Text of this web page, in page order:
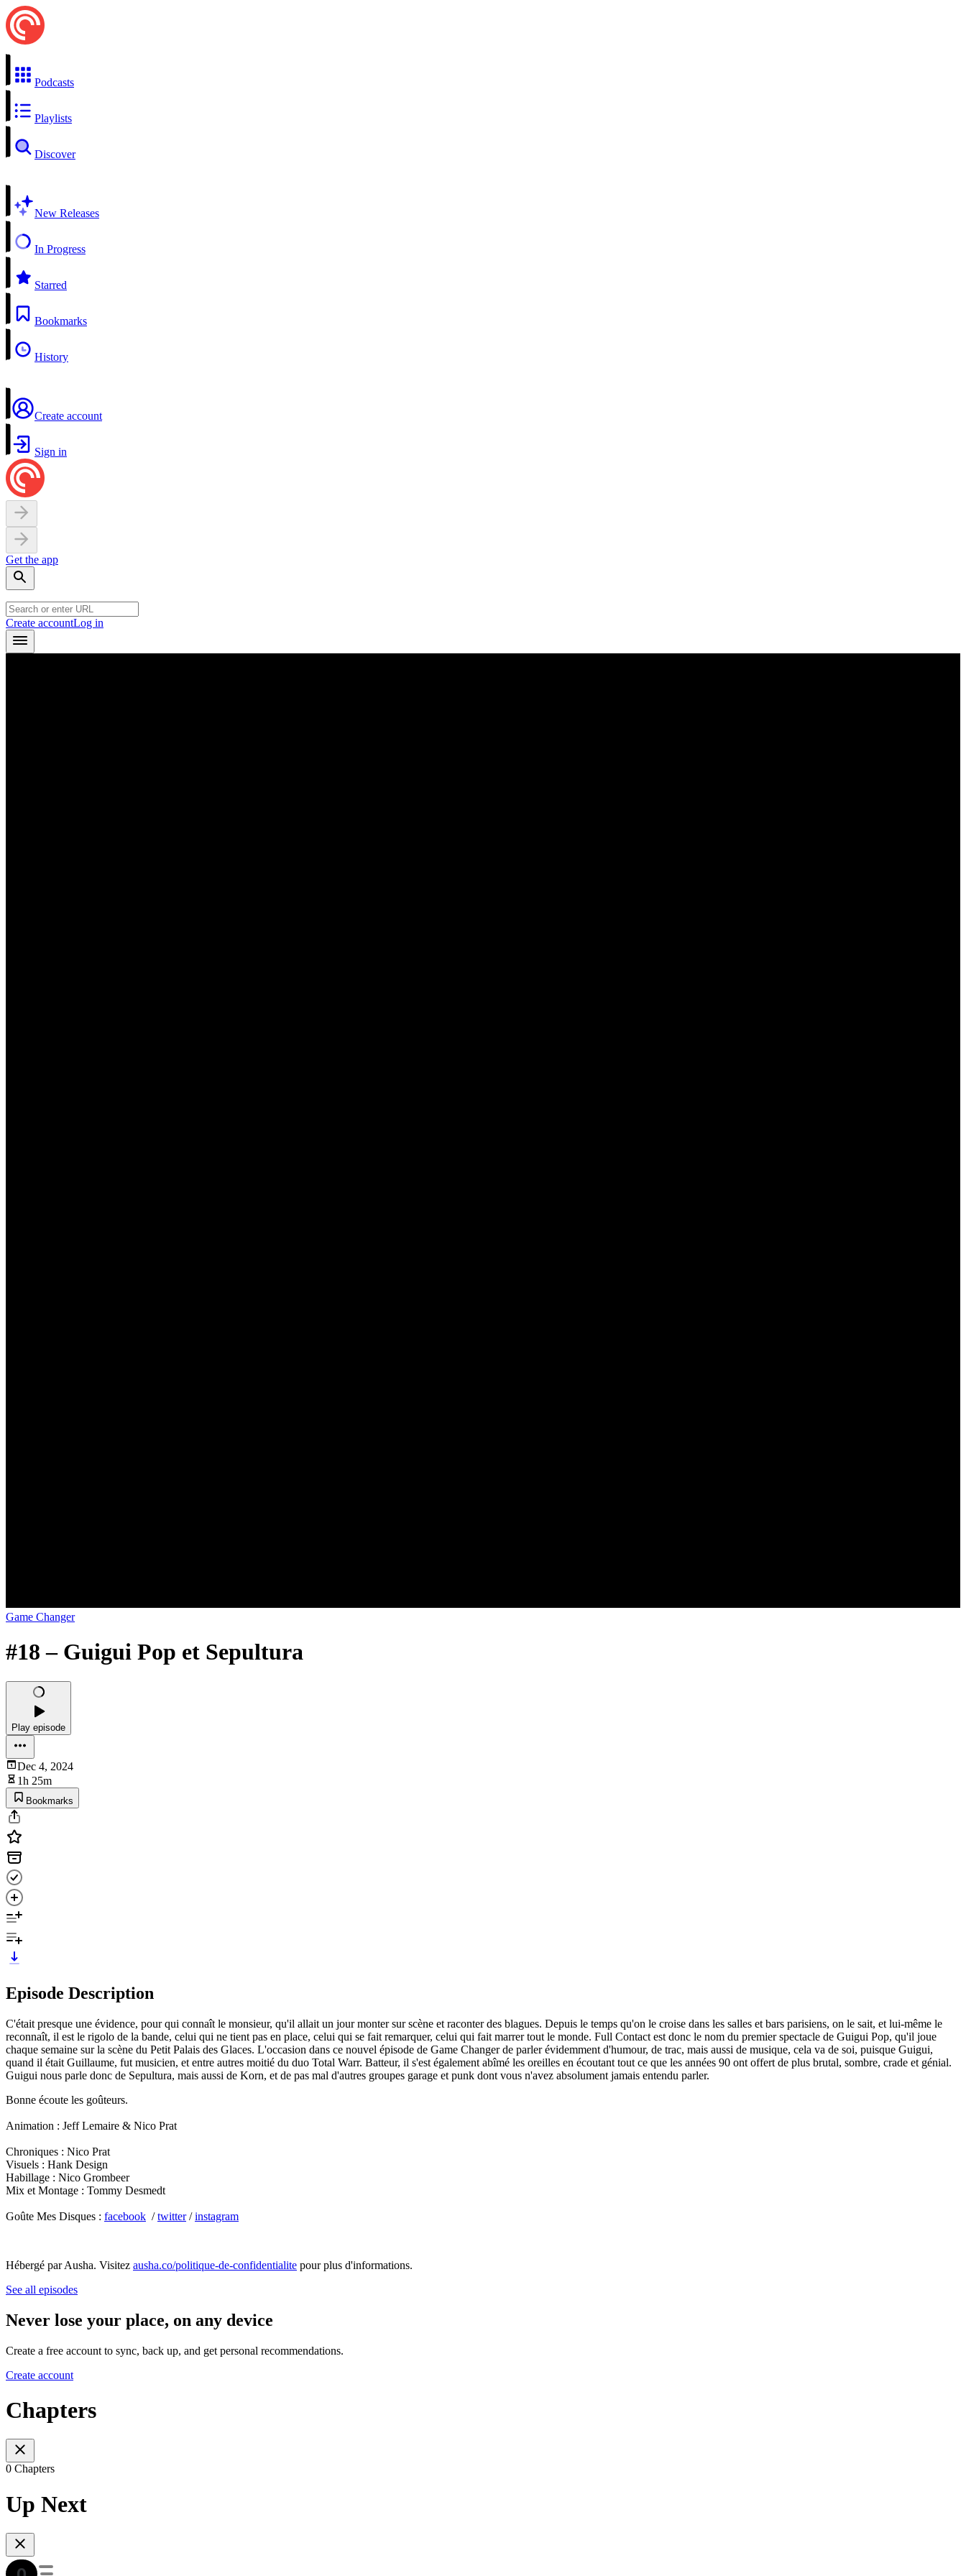
Podcasts
Playlists
Discover
New Releases
In Progress
Starred
Bookmarks
History
Create account
Sign in
Get the app
Create accountLog in
Game Changer
#18 – Guigui Pop et Sepultura
Play episode
Dec 4, 2024
1h 25m
Bookmarks
Episode Description
C'était presque une évidence, pour qui connaît le monsieur, qu'il allait un jour monter sur scène et raconter des blagues. Depuis le temps qu'on le croise dans les salles et bars parisiens, on le sait, et lui-même le
reconnaît, il est le rigolo de la bande, celui qui ne tient pas en place, celui qui se fait remarquer, celui qui fait marrer tout le monde. Full Contact est donc le nom du premier spectacle de Guigui Pop, qu'il joue
chaque semaine sur la scène du Petit Palais des Glaces. L'occasion dans ce nouvel épisode de Game Changer de parler évidemment d'humour, de trac, mais aussi de musique, cela va de soi, puisque Guigui,
quand il était Guillaume, fut musicien, et entre autres moitié du duo Total Warr. Batteur, il s'est également abîmé les oreilles en écoutant tout ce que les années 90 ont offert de plus brutal, sombre, crade et génial.
Guigui nous parle donc de Sepultura, mais aussi de Korn, et de pas mal d'autres groupes garage et punk dont vous n'avez absolument jamais entendu parler.
Bonne écoute les goûteurs.
Animation : Jeff Lemaire & Nico Prat
Chroniques : Nico Prat
Visuels : Hank Design
Habillage : Nico Grombeer
Mix et Montage : Tommy Desmedt
Goûte Mes Disques : facebook /twitter/instagram
Hébergé par Ausha. Visitez ausha.co/politique-de-confidentialite pour plus d'informations.
See all episodes
Never lose your place, on any device
Create a free account to sync, back up, and get personal recommendations.
Create account
Chapters
0 Chapters
Up Next